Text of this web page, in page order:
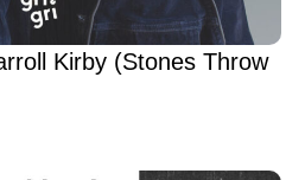
Kirby (Stones Throw